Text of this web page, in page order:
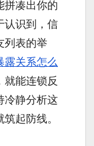
拼凑出你的
认识到，信
表的举
露关系怎么
就能连锁反
冷静分析这
起防线。